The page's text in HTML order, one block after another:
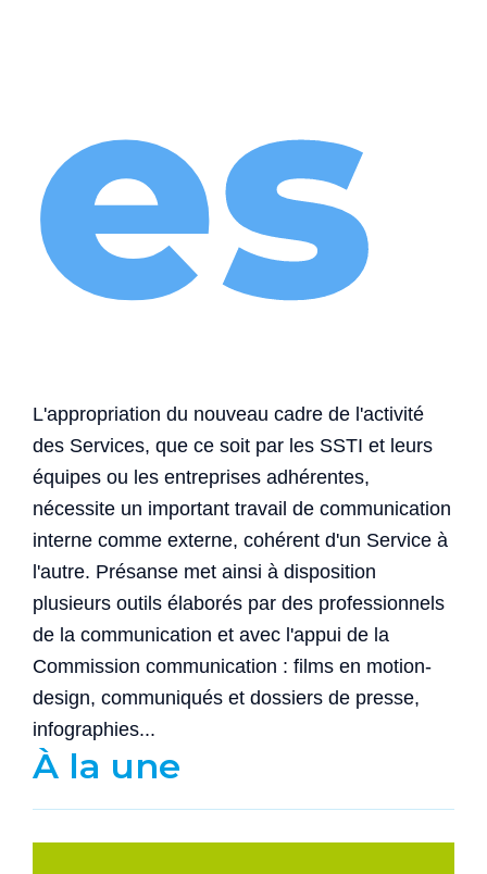
es
L'appropriation du nouveau cadre de l'activité
des Services, que ce soit par les SSTI et leurs
équipes ou les entreprises adhérentes,
nécessite un important travail de communication
interne comme externe, cohérent d'un Service à
l'autre. Présanse met ainsi à disposition
plusieurs outils élaborés par des professionnels
de la communication et avec l'appui de la
Commission communication : films en motion-
design, communiqués et dossiers de presse,
infographies...
À la une